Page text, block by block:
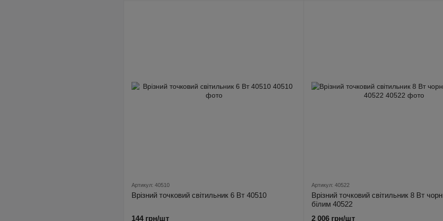
Артикул: 40510
Врізний точковий світильник 6 Вт 40510
144 грн/шт
Артикул: 40522
Врізний точковий світильник 8 Вт
білим 40522
2 006 грн/шт